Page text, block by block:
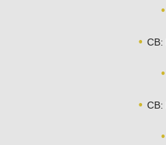
CB:
CB: